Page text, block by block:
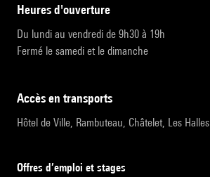
heures d'ouverture
Du lundi au vendredi de 9h30 à 19h
Fermé le samedi et le dimanche
accès en transports
Hôtel de Ville, Rambuteau, Châtelet, Les Halles
Offres d’emploi et stages